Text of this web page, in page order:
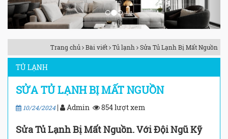
Trang chủ Bài viết Tủ lạnh Sửa Tủ Lạnh Bị Mất Nguồn
TỦ LẠNH
SỬA TỦ LẠNH BỊ MẤT NGUỒN
10/24/2024| Admin 854 lượt xem
Sửa Tủ Lạnh Bị Mất Nguồn. Với Đội Ngũ Kỹ